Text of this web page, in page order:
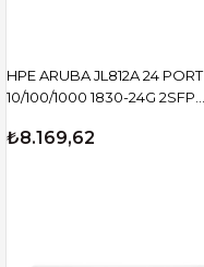
HPE ARUBA JL812A 24 PORT
10/100/1000 1830-24G 2SFP
₺8.169,62